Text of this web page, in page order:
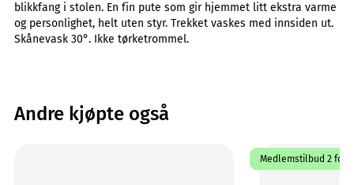
blikkfang i stolen. En fin pute som gir hjemmet litt ekstra varme
og personlighet, helt uten styr. Trekket vaskes med innsiden ut.
Skånevask 30°. Ikke tørketrommel.
Andre kjøpte også
Medlemstilbud 2 for 1